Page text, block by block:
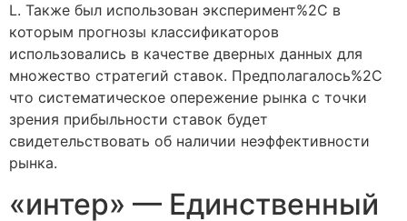
L. Также был использован эксперимент%2C в
которым прогнозы классификаторов
использовались в качестве дверных данных для
множество стратегий ставок. Предполагалось%2C
что систематическое опережение рынка с точки
зрения прибыльности ставок будет
свидетельствовать об наличии неэффективности
рынка.
«интер» — Единственный